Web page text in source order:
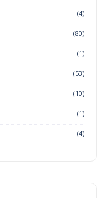
(4)
(80)
(1)
(53)
(10)
(1)
(4)